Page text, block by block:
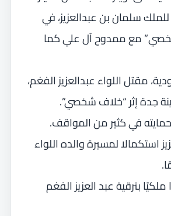
سلمان بن عبدالعزيز، في
شخصي” مع ممدوح آل علي كما
أعلنت الشرطة السعودية، مقتل اللواء عبدالعزيز الفغم،
جدة إثر “خلاف شخصي”.
في كثير من المواقف.
استكمالا لمسيرة والده اللواء
أمرًا ملكيًا بترقية عبد العزيز الفغم